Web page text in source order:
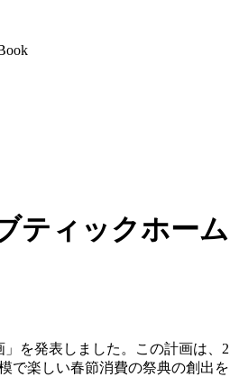
ティックホー
を発表しました。この計画は
楽しい春節消費の祭典の創出を